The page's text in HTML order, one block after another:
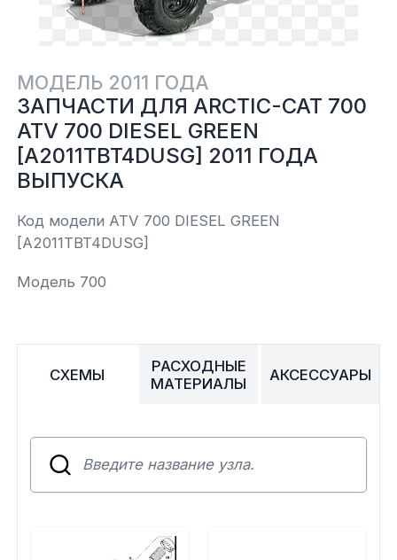
Yamaha
Салонные фильтры
Корпус,пластик
Подвеска
Ремни безопасности
Система привода
Снегоотвалы
Тормозная система
Трансмиссия
Kawasaki
МОДЕЛЬ 2011 ГОДА
ЗАПЧАСТИ ДЛЯ ARCTIC-CAT 700
ATV 700 DIESEL GREEN
[A2011TBT4DUSG] 2011 ГОДА
ВЫПУСКА
Код модели ATV 700 DIESEL GREEN
[A2011TBT4DUSG]
Модель 700
СХЕМЫ
РАСХОДНЫЕ
МАТЕРИАЛЫ
АКСЕССУАРЫ